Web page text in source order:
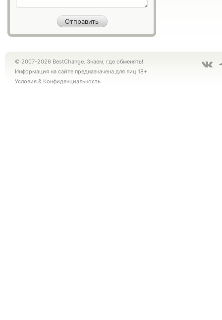
© 2007-2026 BestChange. Знаем, где обменять!
Информация на сайте предназначена для лиц 18+
Условия & Конфиденциальность